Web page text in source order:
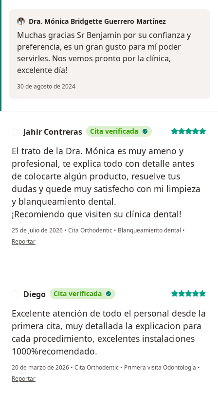
Dra. Mónica Bridgette Guerrero Martínez
Muchas gracias Sr Benjamín por su confianza y
preferencia, es un gran gusto para mí poder
servirles. Nos vemos pronto por la clínica,
excelente día!
30 de agosto de 2024
Jahir Contreras Cita verificada
El trato de la Dra. Mónica es muy ameno y
profesional, te explica todo con detalle antes
de colocarte algún producto, resuelve tus
dudas y quede muy satisfecho con mi limpieza
y blanqueamiento dental.
¡Recomiendo que visiten su clínica dental!
25 de julio de 2026 • Cita Orthodentic • Blanqueamiento dental •
en opinión del usuario Jahir Contreras
Reportar
Diego Cita verificada
Excelente atención de todo el personal desde la
primera cita, muy detallada la explicacion para
cada procedimiento, excelentes instalaciones
1000%recomendado.
20 de marzo de 2026 • Cita Orthodentic • Primera visita Odontología •
en opinión del usuario Diego
Reportar